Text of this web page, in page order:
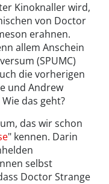
Kinoknaller wird,
von Doctor
erahnen.
allem Anschein
(SPUMC)
die vorherigen
und Andrew
das geht?
das wir schon
" kennen. Darin
selbst
Doctor Strange